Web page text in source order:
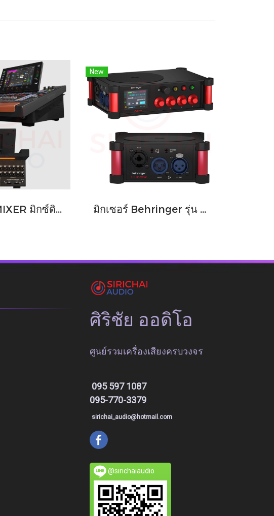
DIGITAL MIXER มิกซ์ดิจิตอล Behringer รุ่น WING COMPACT
New
มิกเซอร์ Behringer รุ่น FLOW 4V
ศิริชัย ออดิโอ
ศูนย์รวมเครื่องเสียงครบวงจร
095 597 1087
095-770-3379
sirichai_audio@hotmail.com
@sirichaiaudio